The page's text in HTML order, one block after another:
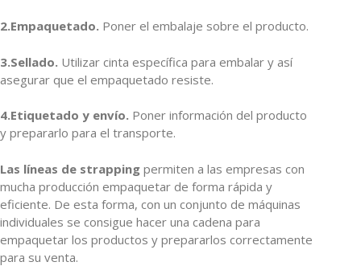
2.Empaquetado. Poner el embalaje sobre el producto.
3.Sellado. Utilizar cinta específica para embalar y así
asegurar que el empaquetado resiste.
4.Etiquetado y envío. Poner información del producto
y prepararlo para el transporte.
Las líneas de strapping permiten a las empresas con
mucha producción empaquetar de forma rápida y
eficiente. De esta forma, con un conjunto de máquinas
individuales se consigue hacer una cadena para
empaquetar los productos y prepararlos correctamente
para su venta.